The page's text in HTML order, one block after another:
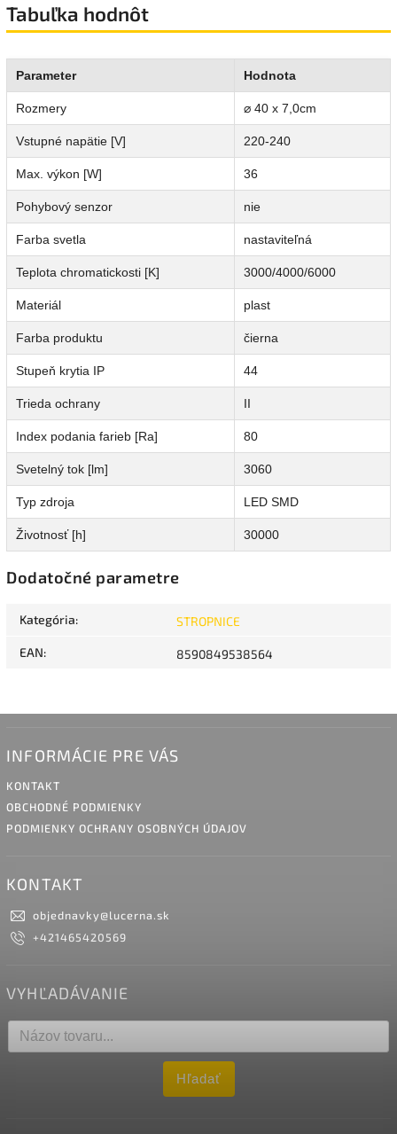
Tabuľka hodnôt
Parameter Hodnota
Rozmery ⌀ 40 x 7,0cm
Vstupné napätie [V] 220-240
Max. výkon [W] 36
Pohybový senzor nie
Farba svetla nastaviteľná
Teplota chromatickosti [K] 3000/4000/6000
Materiál plast
Farba produktu čierna
Stupeň krytia IP 44
Trieda ochrany II
Index podania farieb [Ra] 80
Svetelný tok [lm] 3060
Typ zdroja LED SMD
Životnosť [h] 30000
Dodatočné parametre
Kategória: STROPNICE
EAN: 8590849538564
INFORMÁCIE PRE VÁS
KONTAKT
OBCHODNÉ PODMIENKY
PODMIENKY OCHRANY OSOBNÝCH ÚDAJOV
KONTAKT
objednavky@lucerna.sk
+421465420569
VYHĽADÁVANIE
Hľadať